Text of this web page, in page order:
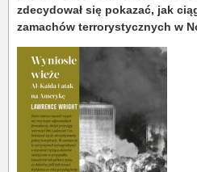
zdecydował się pokazać, jak
zamachów terrorystycznych w